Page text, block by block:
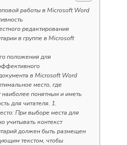
работы в Microsoft Word
редактирования
в группе в Microsoft
положения для
в Microsoft Word
место, где
наиболее понятным и иметь
для читателя. 1.
При выборе места для
учитывать контекст
должен быть размещен
текстом, чтобы